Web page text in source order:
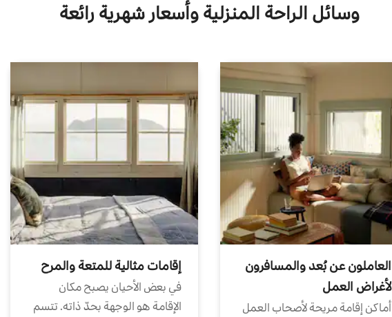
وسائل الراحة المنزلية وأسعار شهرية رائعة
العاملون عن بُعد والمسافرون
لأغراض العمل
أماكن إقامة مريحة لأصحاب العمل
إقامات مثالية للمتعة والمرح
في بعض الأحيان يصبح مكان
الإقامة هو الوجهة بحدّ ذاته. تتسم